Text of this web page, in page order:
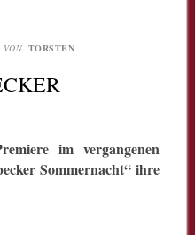
VON TORSTEN
im vergangenen
Sommernacht“ ihre